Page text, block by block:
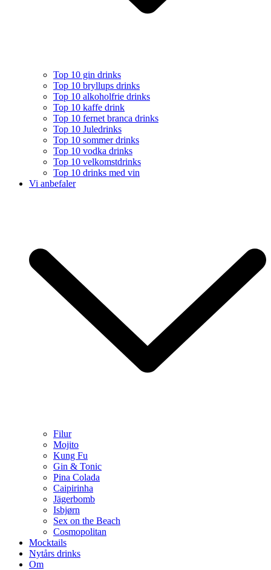
Top 10 gin drinks
Top 10 bryllups drinks
Top 10 alkoholfrie drinks
Top 10 kaffe drink
Top 10 fernet branca drinks
Top 10 Juledrinks
Top 10 sommer drinks
Top 10 vodka drinks
Top 10 velkomstdrinks
Top 10 drinks med vin
Vi anbefaler
Filur
Mojito
Kung Fu
Gin & Tonic
Pina Colada
Caipirinha
Jägerbomb
Isbjørn
Sex on the Beach
Cosmopolitan
Mocktails
Nytårs drinks
Om